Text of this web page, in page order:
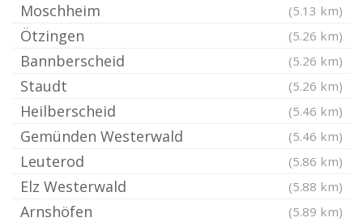
Moschheim (5.13 km)
Ötzingen (5.26 km)
Bannberscheid (5.26 km)
Staudt (5.26 km)
Heilberscheid (5.46 km)
Gemünden Westerwald (5.46 km)
Leuterod (5.86 km)
Elz Westerwald (5.88 km)
Arnshöfen (5.89 km)